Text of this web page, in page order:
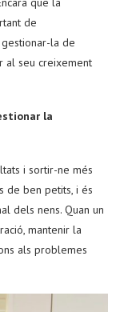
de
gestionar-la de
al seu creixement
la
i sortir-ne més
de ben petits, i és
dels nens. Quan un
mantenir la
als problemes